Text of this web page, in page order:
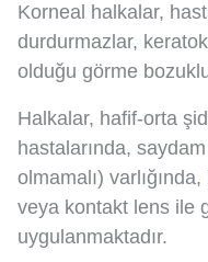
Korneal halkalar,
durdurmazlar,
olduğu görme
Halkalar, hafif-orta
hastalarında,
olmamalı)
veya kontakt lens ile
uygulanmaktadır.